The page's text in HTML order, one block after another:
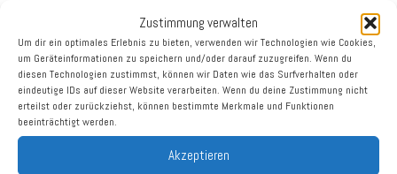
Zustimmung verwalten
Um dir ein optimales Erlebnis zu bieten, verwenden wir Technologien wie Cookies,
um Geräteinformationen zu speichern und/oder darauf zuzugreifen. Wenn du
diesen Technologien zustimmst, können wir Daten wie das Surfverhalten oder
eindeutige IDs auf dieser Website verarbeiten. Wenn du deine Zustimmung nicht
erteilst oder zurückziehst, können bestimmte Merkmale und Funktionen
beeinträchtigt werden.
Akzeptieren
Erteilung oder Änderung
eines SEPA-
Lastschriftmandats
1 Datei(en) 68.23 KB
Wenn sich Ihre Bankverbindung ändert, müssen Sie uns ein neues